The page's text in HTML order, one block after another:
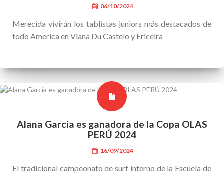
06/10/2024
Merecida vivirán los tablistas juniors más destacados de
todo America en Viana Du Castelo y Ericeira
Alana García es ganadora de la Copa OLAS
PERÚ 2024
16/09/2024
El tradicional campeonato de surf interno de la Escuela de